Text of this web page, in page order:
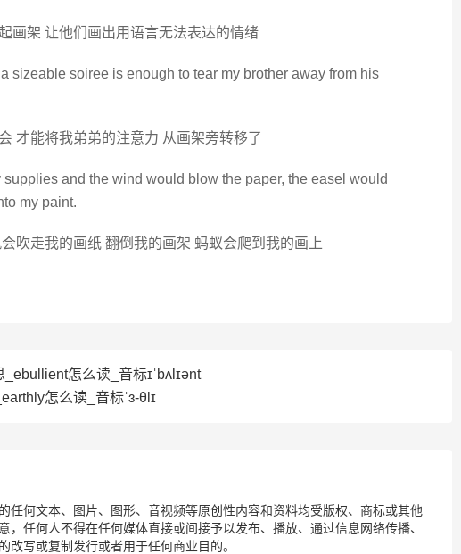
画架 让他们画出用语言无法表达的情绪
sizeable soiree is enough to tear my brother away from his
才能将我弟弟的注意力 从画架旁转移了
supplies and the wind would blow the paper, the easel would
my paint.
吹走我的画纸 翻倒我的画架 蚂蚁会爬到我的画上
怎么读_音标ɪˈbʌlɪənt
怎么读_音标ˈɜ-θlɪ
任何文本、图片、图形、音视频等原创性内容和资料均受版权、商标或其他
，任何人不得在任何媒体直接或间接予以发布、播放、通过信息网络传播、
改写或复制发行或者用于任何商业目的。